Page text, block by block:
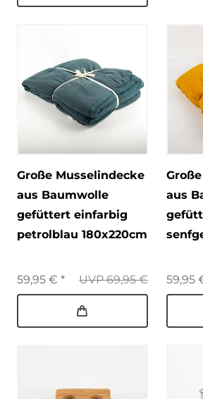
Große Musselindecke
aus Baumwolle
gefüttert einfarbig
petrolblau 180x220cm
UVP 69,95 €
59,95 € *
aus
59,95